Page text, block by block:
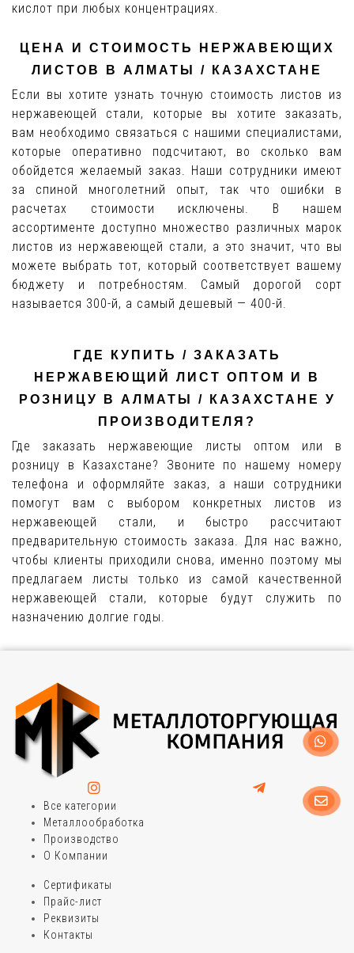
кислот при любых концентрациях.
ЦЕНА И СТОИМОСТЬ НЕРЖАВЕЮЩИХ
ЛИСТОВ В АЛМАТЫ / КАЗАХСТАНЕ
Если вы хотите узнать точную стоимость листов из
нержавеющей стали, которые вы хотите заказать,
вам необходимо связаться с нашими специалистами,
которые оперативно подсчитают, во сколько вам
обойдется желаемый заказ. Наши сотрудники имеют
за спиной многолетний опыт, так что ошибки в
расчетах стоимости исключены. В нашем
ассортименте доступно множество различных марок
листов из нержавеющей стали, а это значит, что вы
можете выбрать тот, который соответствует вашему
бюджету и потребностям. Самый дорогой сорт
называется 300-й, а самый дешевый — 400-й.
ГДЕ КУПИТЬ / ЗАКАЗАТЬ
НЕРЖАВЕЮЩИЙ ЛИСТ ОПТОМ И В
РОЗНИЦУ В АЛМАТЫ / КАЗАХСТАНЕ У
ПРОИЗВОДИТЕЛЯ?
Где заказать нержавеющие листы оптом или в
розницу в Казахстане? Звоните по нашему номеру
телефона и оформляйте заказ, а наши сотрудники
помогут вам с выбором конкретных листов из
нержавеющей стали, и быстро рассчитают
предварительную стоимость заказа. Для нас важно,
чтобы клиенты приходили снова, именно поэтому мы
предлагаем листы только из самой качественной
нержавеющей стали, которые будут служить по
назначению долгие годы.
Все категории
Металлообработка
Производство
О Компании
Сертификаты
Прайс-лист
Реквизиты
Контакты